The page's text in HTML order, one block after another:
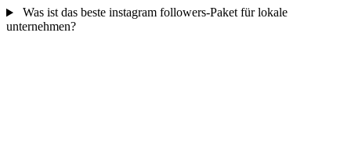
Was ist das beste instagram followers-Paket für lokale
unternehmen?